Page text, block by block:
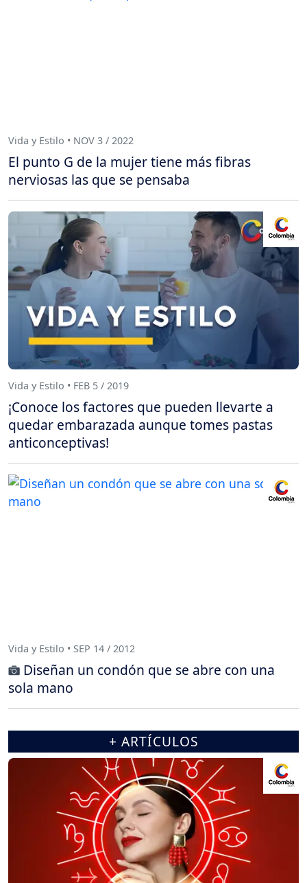
Vida y Estilo • NOV 3 / 2022
El punto G de la mujer tiene más fibras
nerviosas las que se pensaba
Vida y Estilo • FEB 5 / 2019
¡Conoce los factores que pueden llevarte a
quedar embarazada aunque tomes pastas
anticonceptivas!
Vida y Estilo • SEP 14 / 2012
Diseñan un condón que se abre con una
sola mano
+ ARTÍCULOS